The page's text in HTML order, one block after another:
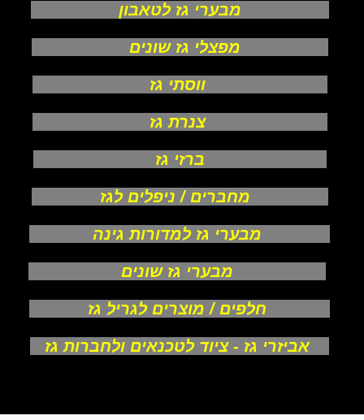
מבערי גז לטאבון
מפצלי גז שונים
ווסתי גז
צנרת גז
ברזי גז
מחברים / ניפלים לגז
מבערי גז למדורות גינה
מבערי גז שונים
חלפים / מוצרים לגריל גז
אביזרי גז - ציוד לטכנאים ולחברות גז